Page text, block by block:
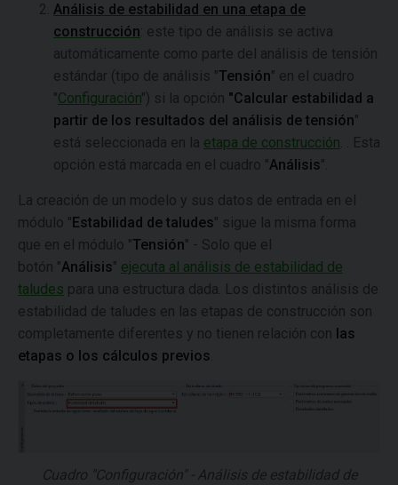
Análisis de estabilidad en una etapa de
construcción : este tipo de análisis se activa
automáticamente como parte del análisis de tensión
estándar (tipo de análisis "Tensión" en el cuadro
"Configuración") si la opción "Calcular estabilidad a
partir de los resultados del análisis de tensión"
está seleccionada en la etapa de construcción . . Esta
opción está marcada en el cuadro "Análisis".
La creación de un modelo y sus datos de entrada en el
módulo "Estabilidad de taludes" sigue la misma forma
que en el módulo "Tensión" - Solo que el
botón "Análisis" ejecuta al análisis de estabilidad de
taludes para una estructura dada. Los distintos análisis de
estabilidad de taludes en las etapas de construcción son
completamente diferentes y no tienen relación con las
etapas o los cálculos previos
Cuadro "Configuración" - Análisis de estabilidad de